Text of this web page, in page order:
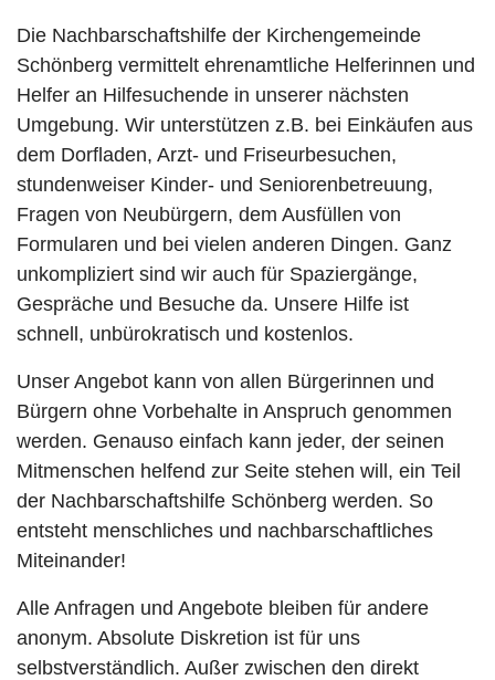
Die Nachbarschaftshilfe der Kirchengemeinde
Schönberg vermittelt ehrenamtliche Helferinnen und
Helfer an Hilfesuchende in unserer nächsten
Umgebung. Wir unterstützen z.B. bei Einkäufen aus
dem Dorfladen, Arzt- und Friseurbesuchen,
stundenweiser Kinder- und Seniorenbetreuung,
Fragen von Neubürgern, dem Ausfüllen von
Formularen und bei vielen anderen Dingen. Ganz
unkompliziert sind wir auch für Spaziergänge,
Gespräche und Besuche da. Unsere Hilfe ist
schnell, unbürokratisch und kostenlos.
Unser Angebot kann von allen Bürgerinnen und
Bürgern ohne Vorbehalte in Anspruch genommen
werden. Genauso einfach kann jeder, der seinen
Mitmenschen helfend zur Seite stehen will, ein Teil
der Nachbarschaftshilfe Schönberg werden. So
entsteht menschliches und nachbarschaftliches
Miteinander!
Alle Anfragen und Angebote bleiben für andere
anonym. Absolute Diskretion ist für uns
selbstverständlich. Außer zwischen den direkt